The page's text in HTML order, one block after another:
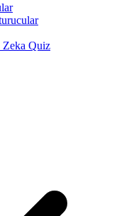
Zeka Quiz